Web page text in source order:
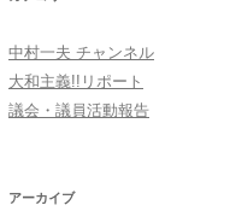
中村一夫 チャンネル
大和主義!!リポート
議会・議員活動報告
アーカイブ